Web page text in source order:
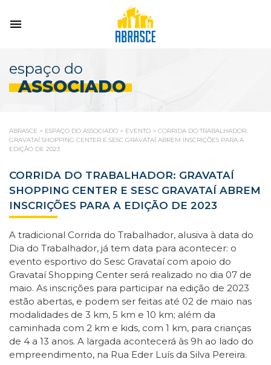
espaço do
ASSOCIADO
ABRASCE > ESPAÇO DO ASSOCIADO > EVENTO > CORRIDA DO TRABALHADOR:
GRAVATAÍ SHOPPING CENTER E SESC GRAVATAÍ ABREM INSCRIÇÕES PARA A
EDIÇÃO DE 2023
CORRIDA DO TRABALHADOR: GRAVATAÍ
SHOPPING CENTER E SESC GRAVATAÍ ABREM
INSCRIÇÕES PARA A EDIÇÃO DE 2023
A tradicional Corrida do Trabalhador, alusiva à data do
Dia do Trabalhador, já tem data para acontecer: o
evento esportivo do Sesc Gravataí com apoio do
Gravataí Shopping Center será realizado no dia 07 de
maio. As inscrições para participar na edição de 2023
estão abertas, e podem ser feitas até 02 de maio nas
modalidades de 3 km, 5 km e 10 km; além da
caminhada com 2 km e kids, com 1 km, para crianças
de 4 a 13 anos. A largada acontecerá às 9h ao lado do
empreendimento, na Rua Eder Luís da Silva Pereira.